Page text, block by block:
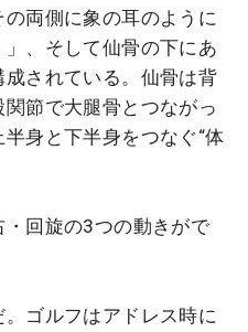
の両側に象の耳のように
、そして仙骨の下にあ
されている。仙骨は背
節で大腿骨とつながっ
身と下半身をつなぐ“体
回旋の3つの動きがで
ゴルフはアドレス時に